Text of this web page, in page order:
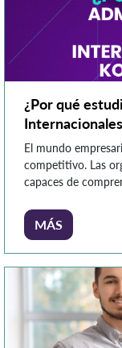
¿Por qué
El mundo
competitivo. Las
capaces de
en diferentes
panorama, la
conectada con las
MÁS